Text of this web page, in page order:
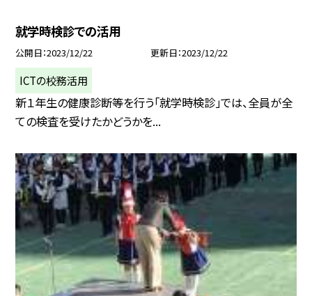
就学時検診での活用
公開日 2023/12/22 更新日 2023/12/22
ICTの校務活用
新１年生の健康診断等を行う「就学時検診」では、全員が全
ての検査を受けたかどうかを...